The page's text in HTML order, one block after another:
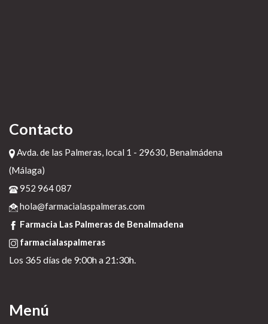
Contacto
Avda. de las Palmeras, local 1 - 29630, Benalmádena
(Málaga)
952 964 087
hola@farmacialaspalmeras.com
Farmacia Las Palmeras de Benalmadena
farmacialaspalmeras
Los 365 días de 9:00h a 21:30h.
Menú